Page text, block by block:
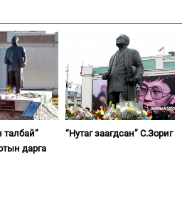
талбай”
дарга
“Нутаг заагдсан” С.Зориг